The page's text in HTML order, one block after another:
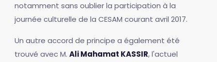
notamment sans oublier la participation à la
journée culturelle de la CESAM courant avril 2017.
Un autre accord de principe a également été
trouvé avec M. Ali Mahamat KASSIR, l'actuel